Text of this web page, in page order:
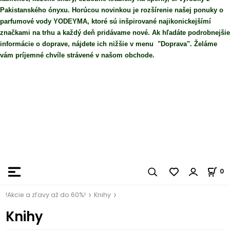
Pakistanského ónyxu. Horúcou novinkou je rozšírenie našej ponuky o
parfumové vody YODEYMA, ktoré sú inšpirované najikonickejšímí
značkami na trhu a každý deň pridávame nové. Ak hľadáte podrobnejšie
informácie o doprave, nájdete ich nižšie v menu "Doprava". Želáme
vám príjemné chvíle strávené v našom obchode.
0
!Akcie a zľavy až do 60%! Knihy
Knihy